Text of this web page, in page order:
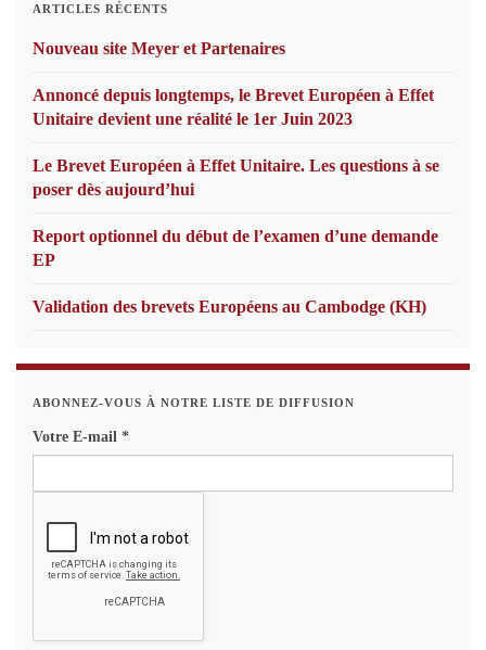
ARTICLES RÉCENTS
Nouveau site Meyer et Partenaires
Annoncé depuis longtemps, le Brevet Européen à Effet
Unitaire devient une réalité le 1er Juin 2023
Le Brevet Européen à Effet Unitaire. Les questions à se
poser dès aujourd’hui
Report optionnel du début de l’examen d’une demande
EP
Validation des brevets Européens au Cambodge (KH)
ABONNEZ-VOUS À NOTRE LISTE DE DIFFUSION
Votre E-mail *